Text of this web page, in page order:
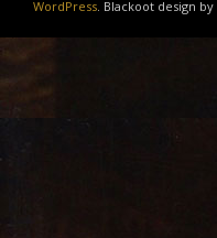
WordPress . Blackoot design by